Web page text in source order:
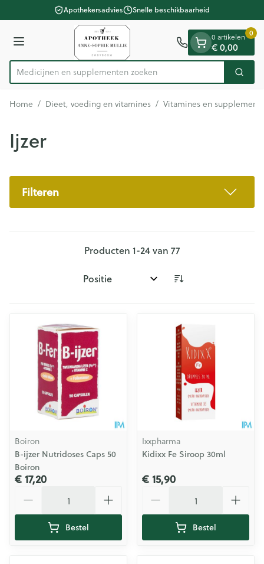
Ga naar de inhoudApothekersadvies Snelle beschikbaarheid
Menu
Product, merk, categorie...
Medicijnen en Zoek
0 artikelen
€ 0,00
0
Home / Dieet, voeding en vitamines / Vitamines en
Ijzer
Filteren
Producten 1-24van 77
Sorteer op:
Boiron
B-ijzer Nutridoses Caps 50
Boiron
€ 17,20
Bestel
Ixxpharma
Kidixx Fe Siroop 30ml
€ 15,90
Bestel